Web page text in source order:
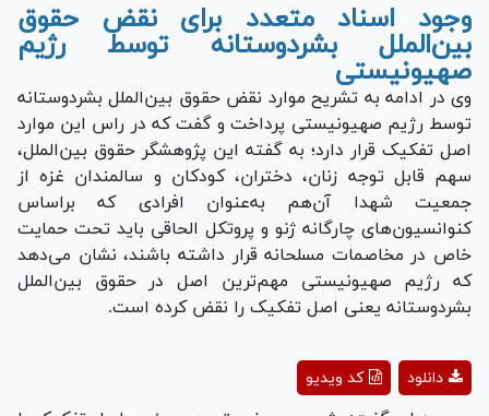
وجود اسناد متعدد برای نقض حقوق
بین‌الملل بشردوستانه توسط رژیم
صهیونیستی
وی در ادامه به تشریح موارد نقض حقوق بین‌الملل بشردوستانه
توسط رژیم صهیونیستی پرداخت و گفت که در راس این موارد
اصل تفکیک قرار دارد؛ به گفته این پژوهشگر حقوق بین‌الملل،
سهم قابل توجه زنان، دختران، کودکان و سالمندان غزه از
جمعیت شهدا آن‌هم به‌عنوان افرادی که براساس
کنوانسیون‌های چارگانه ژنو و پروتکل الحاقی باید تحت حمایت
خاص در مخاصمات مسلحانه قرار داشته باشند، نشان می‌دهد
که رژیم صهیونیستی مهم‌ترین اصل در حقوق بین‌الملل
بشردوستانه یعنی اصل تفکیک را نقض کرده است.
Playکد ویدیو دانلود